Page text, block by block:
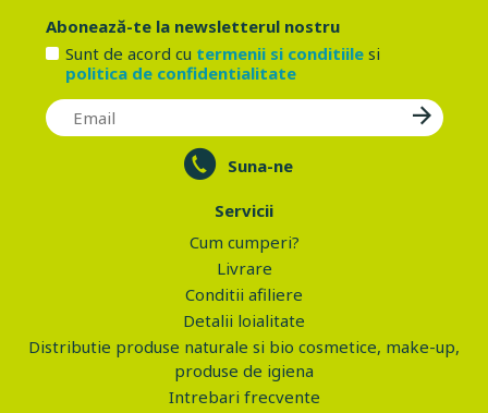
Abonează-te la newsletterul nostru
Sunt de acord cu termenii si conditiilesi
politica de confidentialitate
Suna-ne
Servicii
Cum cumperi?
Livrare
Conditii afiliere
Detalii loialitate
Distributie produse naturale si bio cosmetice, make-up,
produse de igiena
Intrebari frecvente